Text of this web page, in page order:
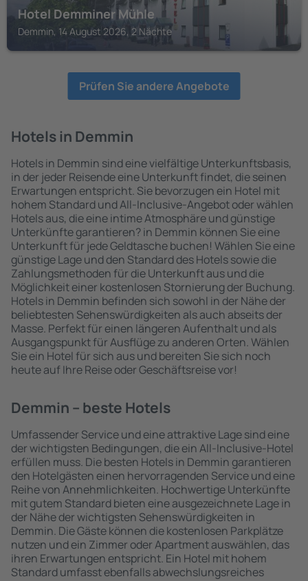
Hotel Demminer Mühle
Demmin, 14 August 2026, 2 Nächte
Prüfen Sie andere Angebote
Hotels in Demmin
Hotels in Demmin sind eine vielfältige Unterkunftsbasis,
in der jeder Reisende eine Unterkunft findet, die seinen
Erwartungen entspricht. Sie bevorzugen ein Hotel mit
hohem Standard und All-Inclusive-Angebot oder wählen
Hotels aus, die eine intime Atmosphäre und günstige
Unterkünfte garantieren? in Demmin können Sie eine
Unterkunft für jede Geldtasche buchen! Wählen Sie eine
günstige Lage und den Standard des Hotels sowie die
Zahlungsmethoden für die Unterkunft aus und die
Möglichkeit einer kostenlosen Stornierung der Buchung.
Hotels in Demmin befinden sich sowohl in der Nähe der
beliebtesten Sehenswürdigkeiten als auch abseits der
Masse. Perfekt für einen längeren Aufenthalt und als
Ausgangspunkt für Ausflüge zu anderen Orten. Wählen
Sie ein Hotel für sich aus und bereiten Sie sich noch
heute auf Ihre Reise oder Geschäftsreise vor!
Demmin – beste Hotels
Umfassender Service und eine attraktive Lage sind eine
der wichtigsten Bedingungen, die ein All-Inclusive-Hotel
erfüllen muss. Die besten Hotels in Demmin garantieren
den Hotelgästen einen hervorragenden Service und eine
Reihe von Annehmlichkeiten. Hochwertige Unterkünfte
mit gutem Standard bieten eine ausgezeichnete Lage in
der Nähe der wichtigsten Sehenswürdigkeiten in
Demmin. Die Gäste können die kostenlosen Parkplätze
nutzen und ein Zimmer oder Apartment auswählen, das
ihren Erwartungen entspricht. Ein Hotel mit hohem
Standard umfasst ebenfalls abwechslungsreiches